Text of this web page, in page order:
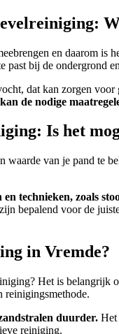
en daarom
past bij de ondergrond
dat kan zorgen
de nodige
Is het
waarde van je pand te
technieken, zoals
bepalend voor de
in Vremde?
Het is belangrijk
reinigingsmethode.
duurder. Het
reiniging.